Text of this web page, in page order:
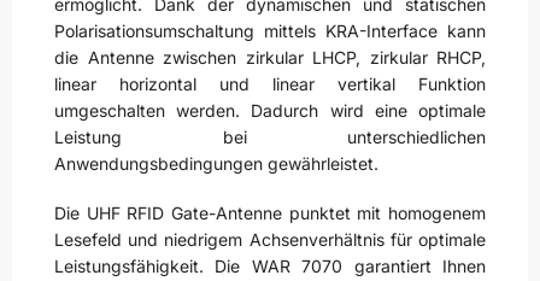
ermöglicht. Dank der dynamischen und statischen
Polarisationsumschaltung mittels KRA-Interface kann
die Antenne zwischen zirkular LHCP, zirkular RHCP,
linear horizontal und linear vertikal Funktion
umgeschalten werden. Dadurch wird eine optimale
Leistung bei unterschiedlichen
Anwendungsbedingungen gewährleistet.
Die UHF RFID Gate-Antenne punktet mit homogenem
Lesefeld und niedrigem Achsenverhältnis für optimale
Leistungsfähigkeit. Die WAR 7070 garantiert Ihnen